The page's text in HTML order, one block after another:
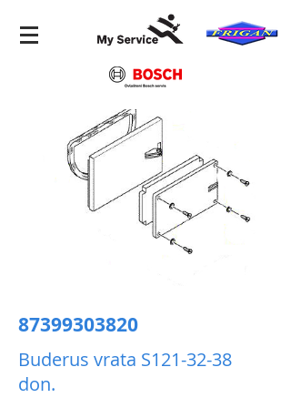
87399303820
Buderus vrata S121-32-38
don.